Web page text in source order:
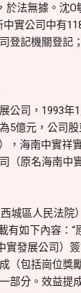
法無據。沈
實公司中有
記機關登記
公司，1993
億元，公司
，海南中實祥
（原名海南中
城區人民法
有如下內容
發展公司）
（包括崗位
部分。效益